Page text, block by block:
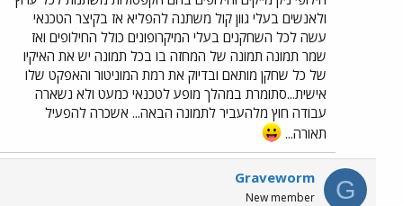
ולאנשים בעלי גוון קול משתנה להפליא אז בקיצר הטכנאי
עשה לכל השחקנים בעלי המיקרופונים כולל החילופים ואז
שמר תמונה תמונה של המחזה בו בכל תמונה יש את האיקיו
של כל שחקן מותאם ובדיוק את רמת המוניטור והאפקט שלו
אישית...סתומרת במהלך מופע לטכנאי כמעט ולא נשארה
עבודה חוץ מלהעביר לתמונה הבאה... אשכרה להפעיל
תאורה...
G
Graveworm
New member